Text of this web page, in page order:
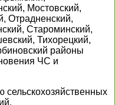
Мостовский,
Отрадненский,
Староминский,
Тихорецкий,
районы
ЧС и